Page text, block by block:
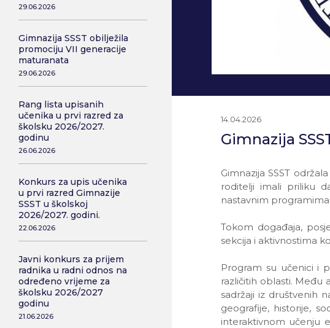
29.06.2026
Gimnazija SSST obilježila
promociju VII generacije
maturanata
29.06.2026
Rang lista upisanih
učenika u prvi razred za
školsku 2026/2027.
godinu
26.06.2026
Konkurs za upis učenika
u prvi razred Gimnazije
SSST u školskoj
2026/2027. godini.
22.06.2026
Javni konkurs za prijem
radnika u radni odnos na
određeno vrijeme za
školsku 2026/2027
godinu
21.06.2026
14.04.2026
Gimnazija
Gimnazija SSST
roditelji imali priliku
nastavnim
Tokom događaja,
sekcija i aktivnostima
Program su učenici i
različitih oblasti. Među
sadržaji iz društvenih
geografije, historije,
interaktivnom učenju